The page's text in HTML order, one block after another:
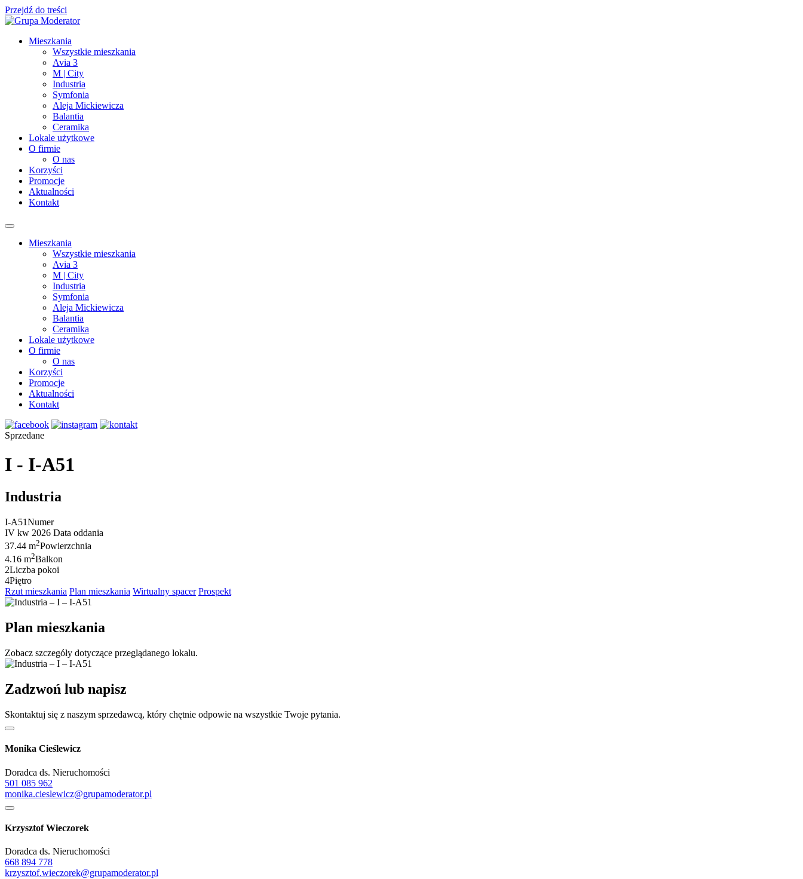
Przejdź do treści
Mieszkania
Wszystkie mieszkania
Avia 3
M | City
Industria
Symfonia
Aleja Mickiewicza
Balantia
Ceramika
Lokale użytkowe
O firmie
O nas
Korzyści
Promocje
Aktualności
Kontakt
Mieszkania
Wszystkie mieszkania
Avia 3
M | City
Industria
Symfonia
Aleja Mickiewicza
Balantia
Ceramika
Lokale użytkowe
O firmie
O nas
Korzyści
Promocje
Aktualności
Kontakt
Sprzedane
I - I-A51
Industria
I-A51Numer
IV kw 2026 Data oddania
37.44 m2Powierzchnia
4.16 m2Balkon
2Liczba pokoi
4Piętro
Rzut mieszkania Plan mieszkania Wirtualny spacer Prospekt
Plan mieszkania
Zobacz szczegóły dotyczące przeglądanego lokalu.
Zadzwoń lub napisz
Skontaktuj się z naszym sprzedawcą, który chętnie odpowie na wszystkie Twoje pytania.
Monika Cieślewicz
Doradca ds. Nieruchomości
501 085 962
monika.cieslewicz@grupamoderator.pl
Krzysztof Wieczorek
Doradca ds. Nieruchomości
668 894 778
krzysztof.wieczorek@grupamoderator.pl